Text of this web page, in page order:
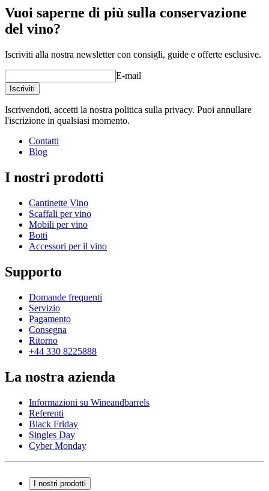
Vuoi saperne di più sulla conservazione
del vino?
Iscriviti alla nostra newsletter con consigli, guide e offerte esclusive.
E-mail
Iscriviti
Iscrivendoti, accetti la nostra politica sulla privacy. Puoi annullare
l'iscrizione in qualsiasi momento.
Contatti
Blog
I nostri prodotti
Cantinette Vino
Scaffali per vino
Mobili per vino
Botti
Accessori per il vino
Supporto
Domande frequenti
Servizio
Pagamento
Consegna
Ritorno
+44 330 8225888
La nostra azienda
Informazioni su Wineandbarrels
Referenti
Black Friday
Singles Day
Cyber Monday
I nostri prodotti